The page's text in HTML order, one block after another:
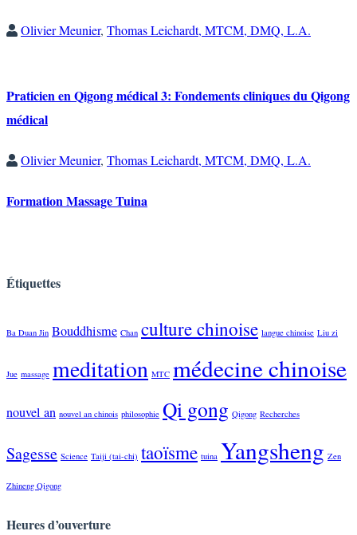
Olivier Meunier, Thomas Leichardt, MTCM, DMQ, L.A.
Praticien en Qigong médical 3: Fondements cliniques du Qigong
médical
Olivier Meunier, Thomas Leichardt, MTCM, DMQ, L.A.
Formation Massage Tuina
Étiquettes
Ba Duan Jin Bouddhisme Chan culture chinoise langue chinoise Liu zi
Jue massage meditation MTC médecine chinoise
nouvel an nouvel an chinois philosophie Qi gong Qigong Recherches
Sagesse Science Taiji (tai-chi) taoïsme tuina Yangsheng Zen
Zhineng Qigong
Heuresd’ouverture